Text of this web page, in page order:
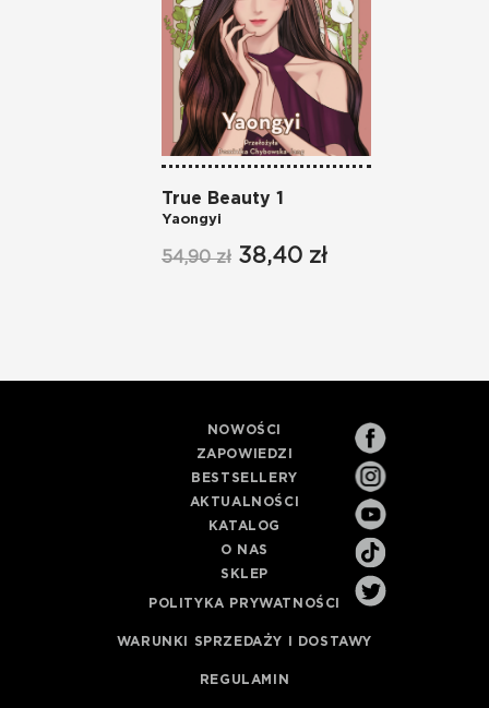
True Beauty 1
Yaongyi
54,90 zł 38,40 zł
NOWOŚCI
ZAPOWIEDZI
BESTSELLERY
AKTUALNOŚCI
KATALOG
O NAS
SKLEP
POLITYKA PRYWATNOŚCI
WARUNKI SPRZEDAŻY I DOSTAWY
REGULAMIN